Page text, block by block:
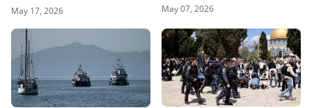
May 17, 2026 May 07, 2026